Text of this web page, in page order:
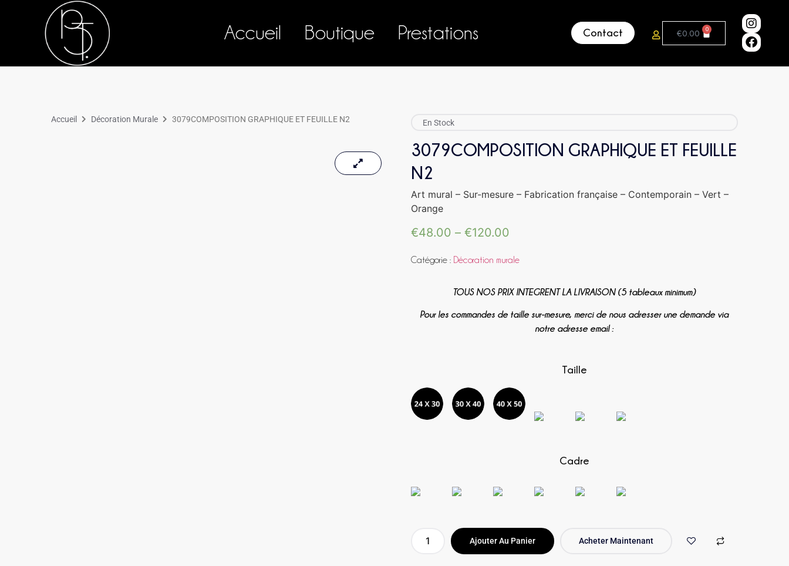
Accueil Boutique Prestations Contact €0.00 0
Accueil Décoration Murale 3079COMPOSITION GRAPHIQUE ET FEUILLE N2 En Stock
3079COMPOSITION GRAPHIQUE ET FEUILLE
N2
Art mural – Sur-mesure – Fabrication française – Contemporain – Vert –
Orange
€48.00 – €120.00
Catégorie : Décoration murale
TOUS NOS PRIX INTEGRENT LA LIVRAISON (5 tableaux minimum)
Pour les commandes de taille sur-mesure, merci de nous adresser une demande via
notre adresse email :
Taille
Cadre
Acheter Maintenant
Ajouter Au Panier